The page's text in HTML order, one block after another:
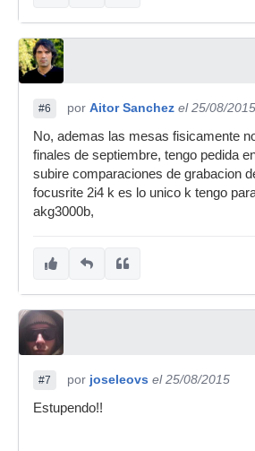
#6 por Aitor Sanchez el 25/08/2015
No, ademas las mesas fisicamente
finales de septiembre, tengo pedida
subire comparaciones de grabacion
focusrite 2i4 k es lo unico k tengo
akg3000b,
#7 por joseleovs el 25/08/2015
Estupendo!!